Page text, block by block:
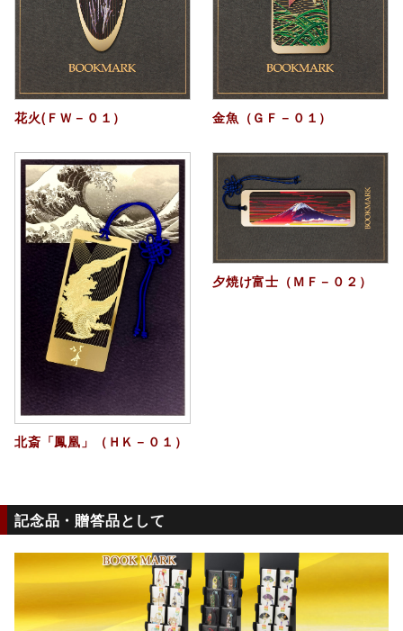
花火(ＦＷ－０１） 金魚（ＧＦ－０１）
北斎「鳳凰」（ＨＫ－０１）
夕焼け富士（ＭＦ－０２）
記念品・贈答品として